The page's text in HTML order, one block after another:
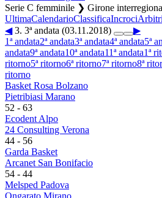
Serie C femminile ❯ Girone
UltimaCalendarioClassificaIncrociArbitri
◀3. 3ª andata (03.11.2018)
▶
1ª andata2ª andata3ª andata4ª andata5ª
andata9ª andata10ª andata11ª andata1ª
ritorno5ª ritorno6ª ritorno7ª ritorno8ª
ritorno
Basket Rosa Bolzano
Pietribiasi Marano
52 - 63
Ecodent Alpo
24 Consulting Verona
44 - 56
Garda Basket
Arcanet San Bonifacio
54 - 44
Melsped Padova
Ongarato Mirano